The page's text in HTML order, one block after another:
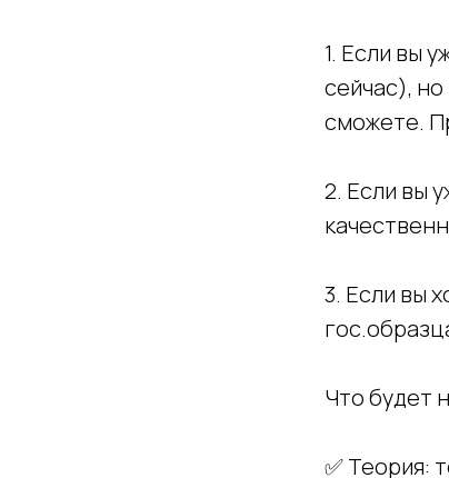
1. Если вы
сейчас),
сможете.
2. Если вы
3. Если вы
Что будет
✅ Теория: